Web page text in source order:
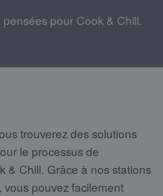
pour Cook & Chill.
trouverez des solutions
le processus de
& Chill. Grâce à nos stations
pouvez facilement